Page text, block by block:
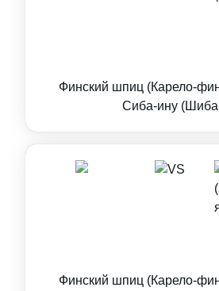
Финский шпиц (Карело-
Сиба-ину (Шиба
Финский шпиц (Карело-